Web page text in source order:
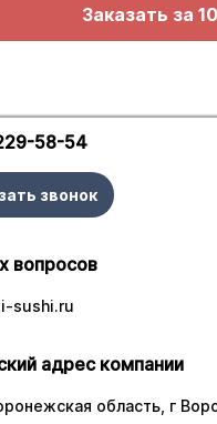
Заказать за
58-54
звонок
вопросов
sushi.ru
адрес компании
область, г